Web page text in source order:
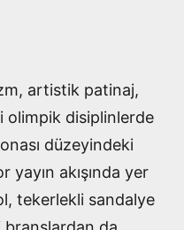
artistik patinaj,
olimpik disiplinlerde
düzeyindeki
akışında yer
tekerlekli sandalye